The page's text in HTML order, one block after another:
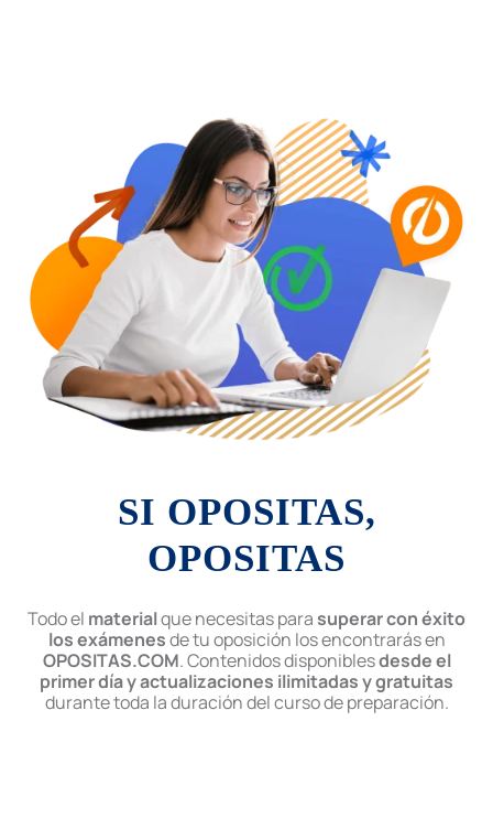
SI OPOSITAS,
OPOSITAS
Todo el materialque necesitas para superar con éxito
los exámenesde tu oposición los encontrarás en
OPOSITAS.COM. Contenidos disponiblesdesde el
primer día y actualizaciones ilimitadas y gratuitas
durante toda la duración del curso de preparación.